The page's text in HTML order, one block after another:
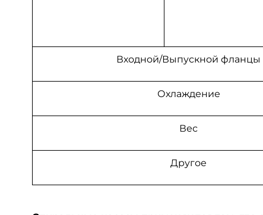
Входной/Выпускной фланцы
Охлаждение
Вес
Другое